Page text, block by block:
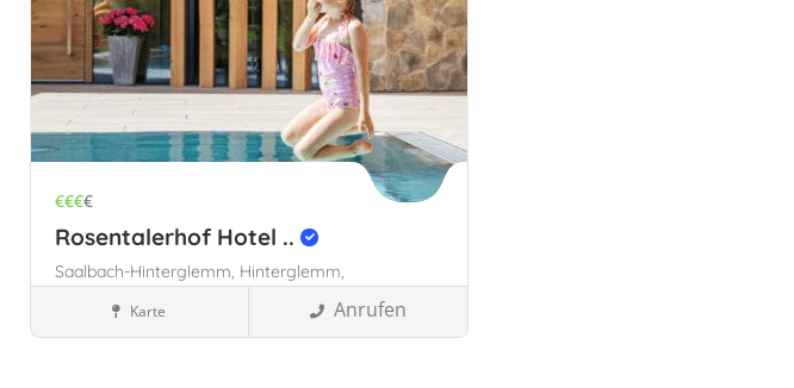
€€€€
Rosentalerhof Hotel ..
Saalbach-Hinterglemm, Hinterglemm,
Familienhotels
Karte Anrufen